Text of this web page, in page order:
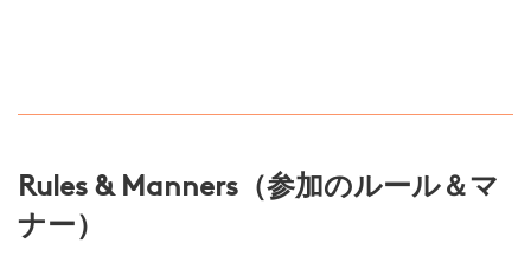
Rules & Manners（参加のルール＆マ
ナー）